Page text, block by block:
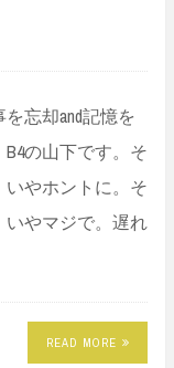
忘却and記憶を
の山下です。そ
やホントに。そ
やマジで。遅れ
READ MORE